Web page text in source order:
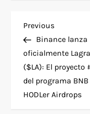
P
o
s
t
Previous
Post
Previous
Binance lanza
oficialmente
($LA): El proyecto
del programa BNB
HODLer Airdrops